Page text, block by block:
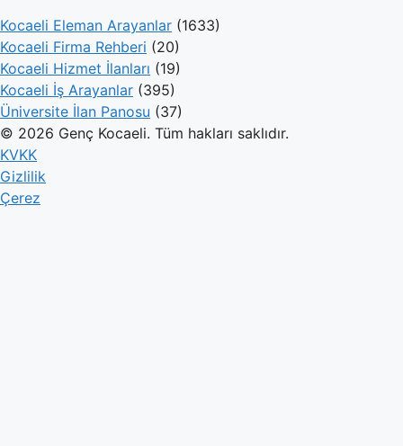
Kocaeli Eleman Arayanlar (1633)
Kocaeli Firma Rehberi (20)
Kocaeli Hizmet İlanları (19)
Kocaeli İş Arayanlar (395)
Üniversite İlan Panosu (37)
© 2026 Genç Kocaeli. Tüm hakları saklıdır.
KVKK
Gizlilik
Çerez